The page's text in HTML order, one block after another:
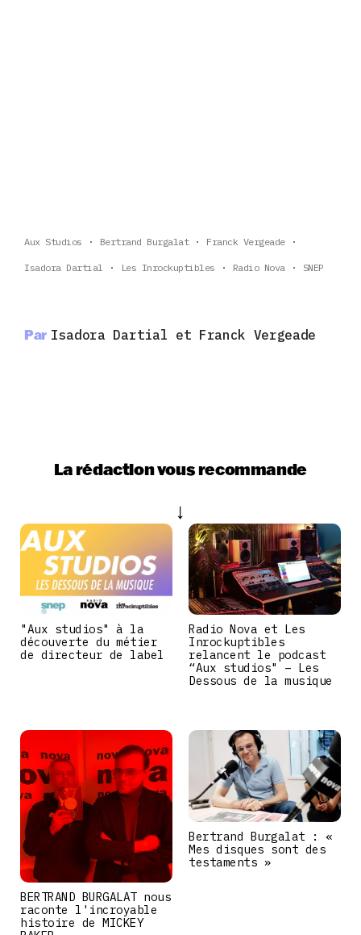
Aux Studios Bertrand Burgalat Franck Vergeade
Isadora Dartial Les Inrockuptibles Radio Nova SNEP
Par Isadora Dartial et Franck Vergeade
La rédaction vous recommande
"Aux studios" à la
découverte du métier
de directeur de label
Radio Nova et Les
Inrockuptibles
relancent le podcast
“Aux studios" – Les
Dessous de la musique
BERTRAND BURGALAT nous
raconte l'incroyable
histoire de MICKEY
Bertrand Burgalat : «
Mes disques sont des
testaments »